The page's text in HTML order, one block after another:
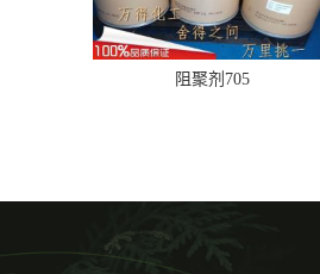
阻聚剂705